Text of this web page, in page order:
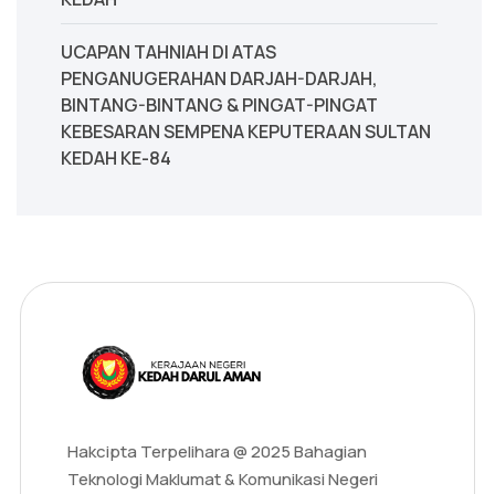
UCAPAN TAHNIAH DI ATAS
PENGANUGERAHAN DARJAH-DARJAH,
BINTANG-BINTANG & PINGAT-PINGAT
KEBESARAN SEMPENA KEPUTERAAN SULTAN
KEDAH KE-84
Hakcipta Terpelihara @ 2025 Bahagian
Teknologi Maklumat & Komunikasi Negeri